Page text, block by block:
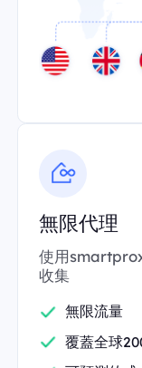
無限代理
使用
收集
無限流量
覆蓋全球